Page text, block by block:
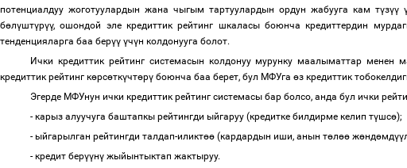
потенциалдуу жоготуулардын жана чыгым тартуулардын ордун жабууга кам түзүү
бөлүштүрүү, ошондой эле кредиттик рейтинг шкаласы боюнча кредиттердин
тенденцияларга баа берүү үчүн колдонууга болот.
Ички кредиттик рейтинг системасын колдонуу мурунку маалыматтар менен
кредиттик рейтинг көрсөткүчтөрү боюнча баа берет, бул МФУга өз кредиттик
Эгерде МФУнун ички кредиттик рейтинг системасы бар болсо, анда бул ички
- карыз алуучуга баштапкы рейтингди ыйгаруу (кредитке билдирме келип түшсө);
- ыйгарылган рейтингди талдап-иликтөө (кардардын иши, анын төлөө жөндөмдүү
- кредит берүүнү жыйынтыктап жактыруу.